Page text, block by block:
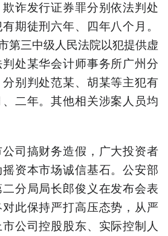
诈发行证券罪分别依法判处
期徒刑六年、四年八个月。
第三中级人民法院以犯提供虚
处某华会计师事务所广州分
别判处范某、胡某等主犯有
二年。其他相关涉案人员均
司搞财务造假，广大投资者
资本市场诚信基石。公安部
分局局长郎俊义在发布会表
此保持严打高压态势，从严
公司控股股东、实际控制人